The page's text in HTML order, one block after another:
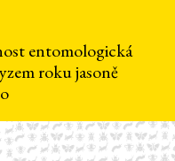
entomologická
roku jasoně